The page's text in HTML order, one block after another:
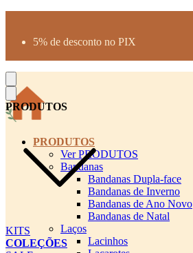
5% de desconto no PIX
PRODUTOS
KITS
COLEÇÕES
PRODUTOS
Ver PRODUTOS
Bandanas
Bandanas Dupla-face
Bandanas de Inverno
Bandanas de Ano Novo
Bandanas de Natal
Laços
Lacinhos